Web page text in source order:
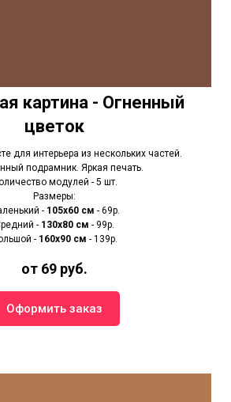
картина - Огненный
цветок
для интерьера из нескольких частей.
подрамник. Яркая печать.
модулей - 5 шт.
Размеры:
- 105х60 см - 69р.
- 130х80 см - 99р.
- 160х90 см - 139р.
от 69 руб.
Оформить заказ